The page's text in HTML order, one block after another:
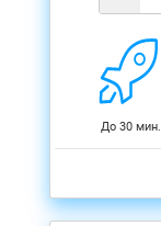
До 30 мин.